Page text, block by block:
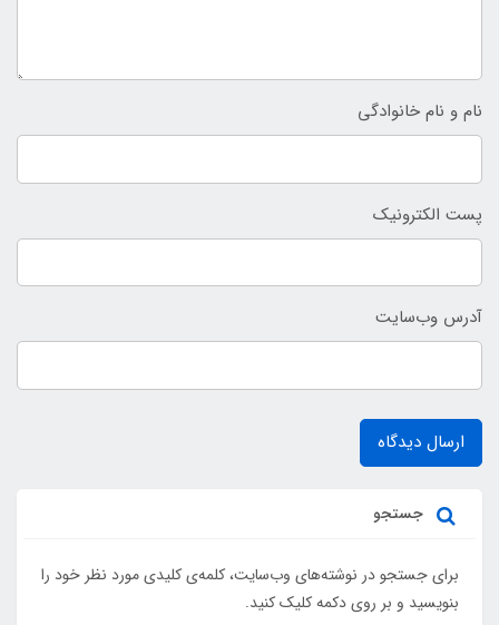
نام و نام خانوادگی
پست الکترونیک
آدرس وب‌سایت
ارسال دیدگاه
جستجو
برای جستجو در نوشته‌های وب‌سایت، کلمه‌ی کلیدی مورد نظر خود را
بنویسید و بر روی دکمه کلیک کنید.